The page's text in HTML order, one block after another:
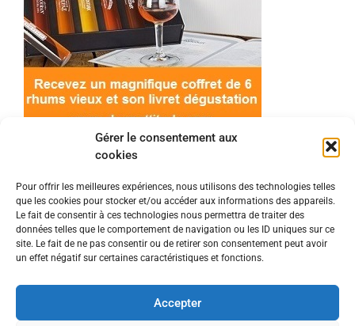
Gérer le consentement aux
cookies
Pour offrir les meilleures expériences, nous utilisons des technologies telles
que les cookies pour stocker et/ou accéder aux informations des appareils.
Le fait de consentir à ces technologies nous permettra de traiter des
données telles que le comportement de navigation ou les ID uniques sur ce
site. Le fait de ne pas consentir ou de retirer son consentement peut avoir
un effet négatif sur certaines caractéristiques et fonctions.
Accepter
© 2022 Meilleur-rhum.net - Tous droits réservés
Mentions légales-Politique de cookies